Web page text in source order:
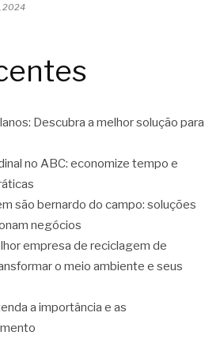
2024
Descubra a melhor solução para
no ABC: economize tempo e
são bernardo do campo: soluções
negócios
empresa de reciclagem de
o meio ambiente e seus
a importância e as